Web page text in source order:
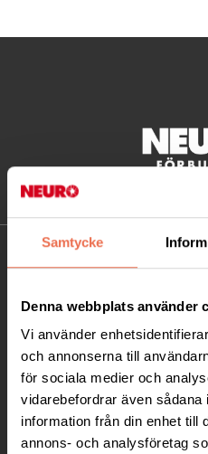
Samtycke
Denna webbplats använder
Vi använder
och annonserna till
för sociala medier och
vidarebefordrar även sådana
information från din enhet till
annons- och analysföretag
Besöksadress:
Ågatan 12 C, 172 62
Telefon: 08-677 70 10
Postadress:
Box 4086
171 04 Solna